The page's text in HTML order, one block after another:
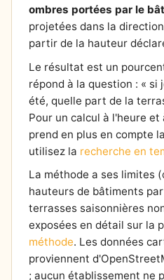
ombres portées par le
projetées dans la
partir de la hauteur
Le résultat est un
répond à la question : « si
été, quelle part de la
Pour un calcul à l'heure
prend en plus en compte
utilisez la recherche en
La méthode a ses limites
hauteurs de bâtiments
terrasses saisonnières
exposées en détail sur la
méthode. Les données
proviennent
; aucun établissement ne